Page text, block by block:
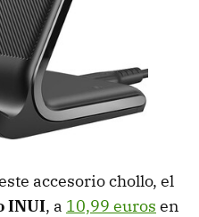
accesorio chollo, el
INUI, a 10,99 euros en